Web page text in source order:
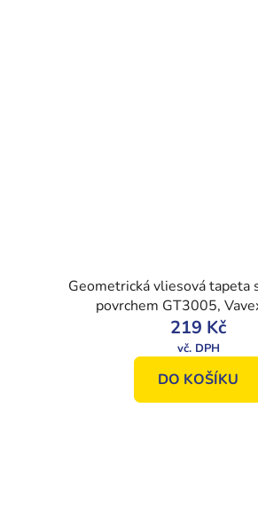
Geometrická vliesová tapeta
povrchem GT3005,
219 Kč
DO KOŠÍKU